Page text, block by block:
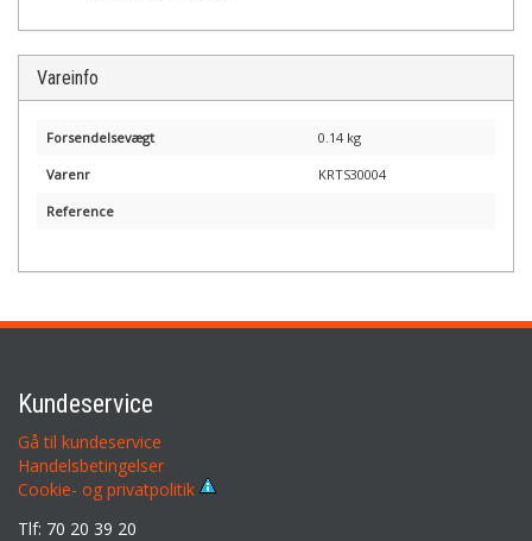
Vareinfo
Forsendelsevægt 0.14 kg
Varenr KRTS30004
Reference
Kundeservice
Gå til kundeservice
Handelsbetingelser
Cookie- og privatpolitik
Tlf: 70 20 39 20